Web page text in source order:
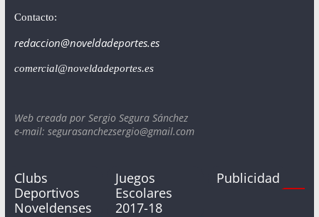
Contacto:
redaccion@noveldadeportes.es
comercial@noveldadeportes.es
Web creada por Sergio Segura Sánchez
e-mail: segurasanchezsergio@gmail.com
Clubs
Deportivos
Noveldenses
Juegos
Escolares
2017-18
Publicidad